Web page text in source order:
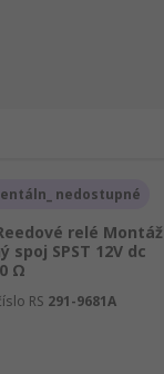
nedostupné
relé Montáž
spoj SPST 12V dc
Ω
RS 291-9681A